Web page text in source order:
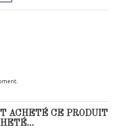
ACHETÉ CE PRODUIT